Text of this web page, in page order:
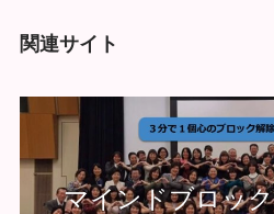
関連サイト
マインドブロッ